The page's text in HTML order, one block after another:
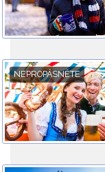
NEPROPÁSNĚTE